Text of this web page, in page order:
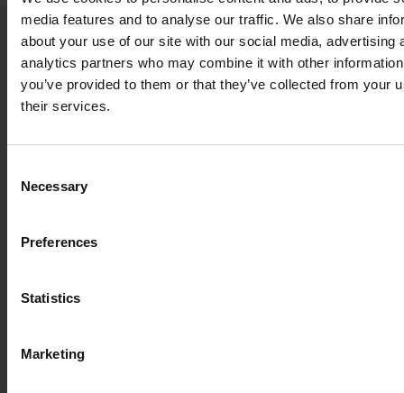
media features and to analyse our traffic. We also share
about your use of our site with our social media, advertising
analytics partners who may combine it with other
you’ve provided to them or that they’ve collected from your
their services.
Selection
Necessary
Preferences
Statistics
Marketing
VÅRE SISTE NYHETER OG INNSIKT